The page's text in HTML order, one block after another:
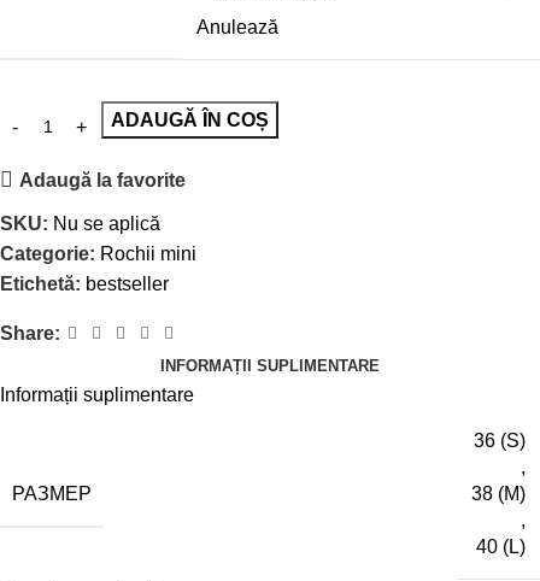
Anulează
ADAUGĂ ÎN COȘ
Adaugă la favorite
SKU: Nu se aplică
Categorie: Rochii mini
Etichetă: bestseller
Share:
INFORMAȚII SUPLIMENTARE
Informații suplimentare
РАЗМЕР
36 (S)
,
38 (M)
,
40 (L)